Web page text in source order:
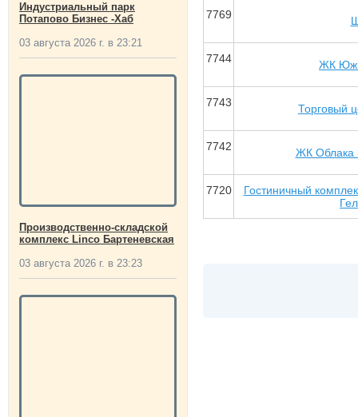
Индустриальный парк
Потапово Бизнес -Хаб
03 августа 2026 г. в 23:21
Производственно-складской
комплекс Linco Бартеневская
03 августа 2026 г. в 23:23
7769
7744 ЖК
7743 Торговый
7742 ЖК Облака
7720
Гостиничный